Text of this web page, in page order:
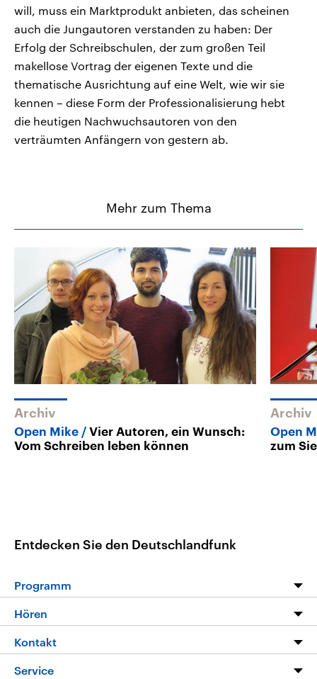
will, muss ein Marktprodukt anbieten, das scheinen
auch die Jungautoren verstanden zu haben: Der
Erfolg der Schreibschulen, der zum großen Teil
makellose Vortrag der eigenen Texte und die
thematische Ausrichtung auf eine Welt, wie wir sie
kennen – diese Form der Professionalisierung hebt
die heutigen Nachwuchsautoren von den
verträumten Anfängern von gestern ab.
Mehr zum Thema
Archiv
Open Mike
Vier Autoren, ein Wunsch:
Vom Schreiben leben können
Archiv
Open
zum
Entdecken Sie den Deutschlandfunk
Programm
Programm
Die Nachrichten
Hören
Livestream
Kontakt
Hörerservice
Service